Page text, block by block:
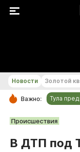
РУБРИКИ
Общество
Новости Золотой
Важно: Тула
Происшествия
В ДТП под